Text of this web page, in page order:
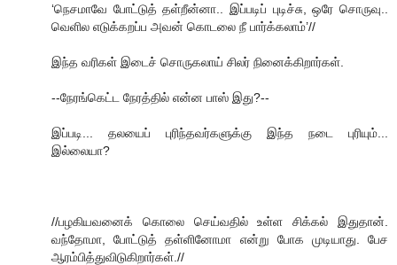
‘நெசமாவே போட்டுத் தள்றீன்னா.. இப்படிப் புடிச்சு, ஒரே சொருவு..
வெளில எடுக்கறப்ப அவன் கொடலை நீ பார்க்கலாம்’//
இந்த வரிகள் இடைச் சொருகலாய் சிலர் நினைக்கிறார்கள்.
--நேரங்கெட்ட நேரத்தில் என்ன பாஸ் இது?--
இப்படி... தலயைப் புரிந்தவர்களுக்கு இந்த நடை புரியும்...
இல்லையா?
//பழகியவனைக் கொலை செய்வதில் உள்ள சிக்கல் இதுதான்.
வந்தோமா, போட்டுத் தள்ளினோமா என்று போக முடியாது. பேச
ஆரம்பித்துவிடுகிறார்கள்.//